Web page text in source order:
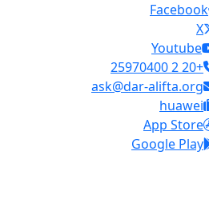
Facebook
X
Youtube
+20 2 25970400
ask@dar-alifta.org
huawei
App Store
Google Play